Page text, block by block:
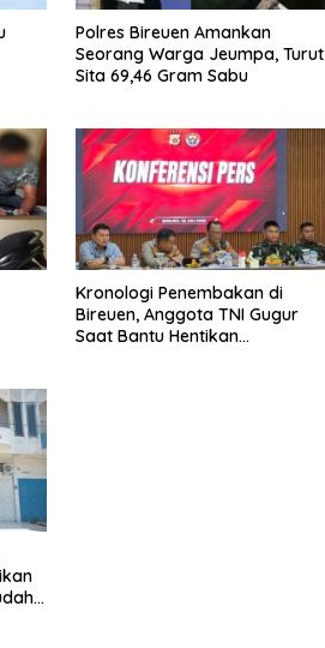
Polres Bireuen Amankan
Seorang Warga Jeumpa, Turut
Sita 69,46 Gram Sabu
Kronologi Penembakan di
Bireuen, Anggota TNI Gugur
Saat Bantu Hentikan